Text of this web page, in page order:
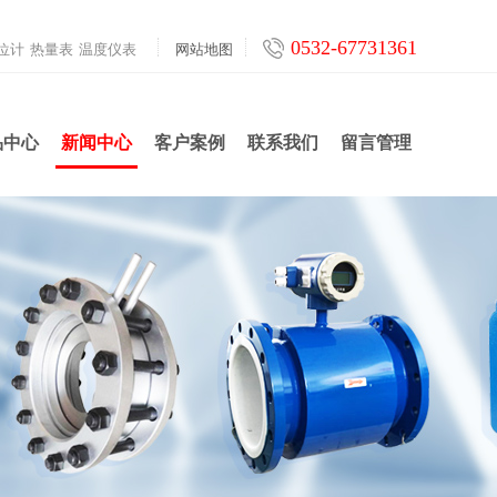
计 热量表 温度仪表 网站地图 0532-67731361
心 新闻中心 客户案例 联系我们 留言管理